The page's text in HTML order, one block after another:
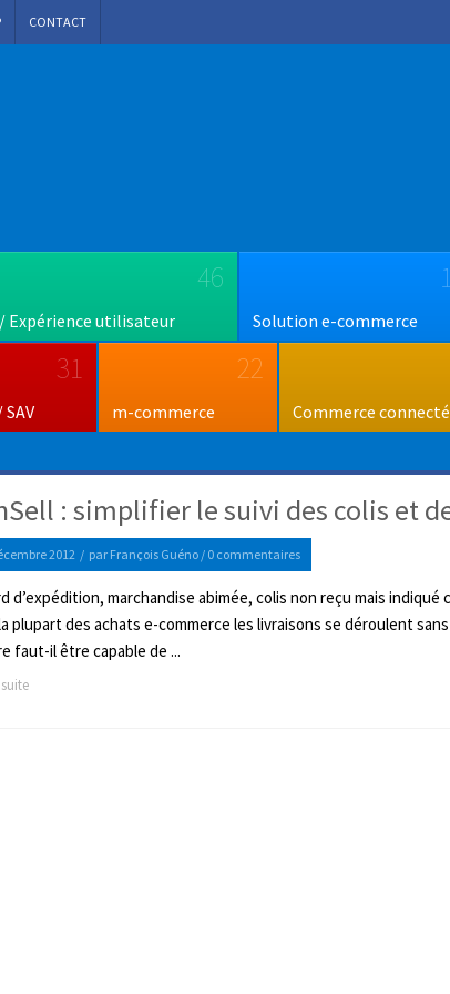
CONTACT
46
Expérience utilisateur Solution e-commerce
31 22
m-commerce Commerce
: simplifier le suivi des colis et
2012 / par François Guéno / 0 commentaires
d’expédition, marchandise abimée, colis non reçu mais indiqué
plupart des achats e-commerce les livraisons se déroulent
faut-il être capable de ...